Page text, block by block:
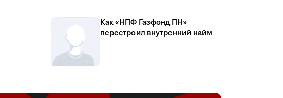
Как «НПФ Газфонд ПН»
перестроил внутренний найм